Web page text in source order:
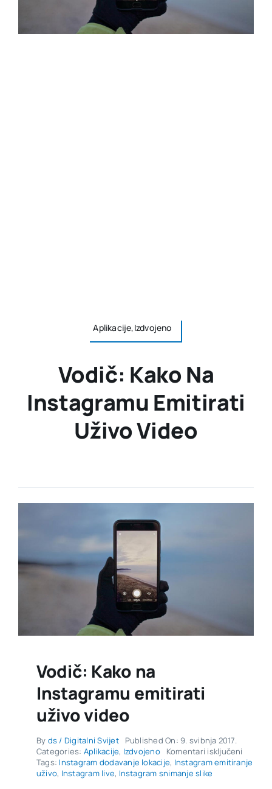
Aplikacije,Izdvojeno
Vodič: Kako Na
Instagramu Emitirati
Uživo Video
Vodič: Kako na
Instagramu emitirati
uživo video
By ds / Digitalni Svijet
Published On: 9. svibnja 2017.
Categories: Aplikacije, Izdvojeno Komentari isključeni
Vodič:
Tags: Instagram dodavanje lokacije, Instagram emitiranje
uživo, Instagram live, Instagram snimanje slike